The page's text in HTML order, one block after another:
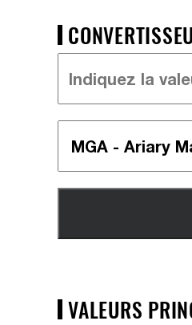
VALEURS